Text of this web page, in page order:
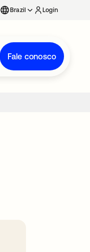
Brazil Login
Fale conosco